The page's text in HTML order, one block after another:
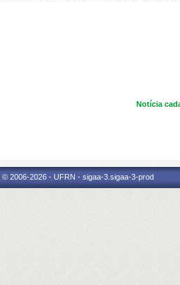
Notícia
2006-2026 - UFRN - sigaa-3.sigaa-3-prod